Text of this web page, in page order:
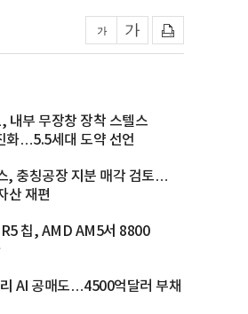
내부 무장창 장착 스텔스
화…5.5세대 도약 선언
, 충칭공장 지분 매각 검토…
산 재편
칩, AMD AM5서 8800
AI 공매도…4500억달러 부채